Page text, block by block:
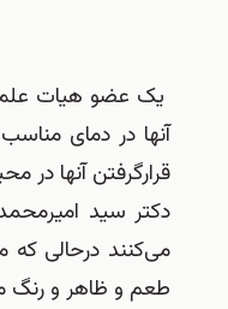
یک عضو هیات
آنها در دمای
قرارگرفتن آنها در
دکتر سید
می‌کنند درحالی
طعم و ظاهر و رنگ